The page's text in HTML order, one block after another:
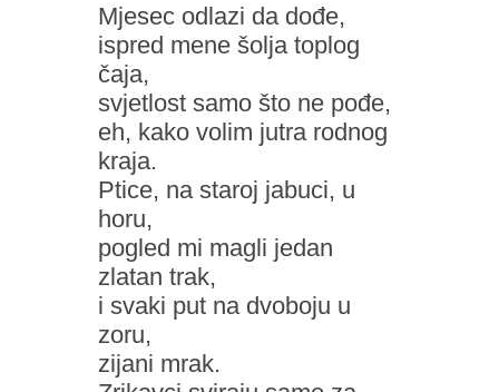
Mjesec odlazi da dođe,
ispred mene šolja toplog
čaja,
svjetlost samo što ne pođe,
eh, kako volim jutra rodnog
kraja.
Ptice, na staroj jabuci, u
horu,
pogled mi magli jedan
zlatan trak,
i svaki put na dvoboju u
zoru,
zijani mrak.